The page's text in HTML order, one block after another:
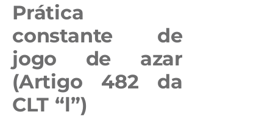
Prática
constante de
jogo de azar
(Artigo 482 da
CLT “l”)